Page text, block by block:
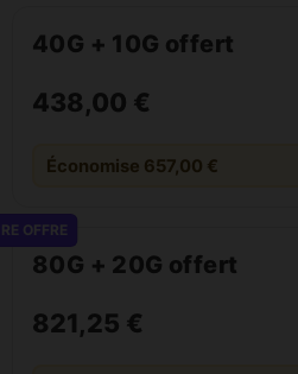
40G + 10G offert
438,00 €
Économise 657,00 €
OFFRE
80G + 20G offert
821,25 €